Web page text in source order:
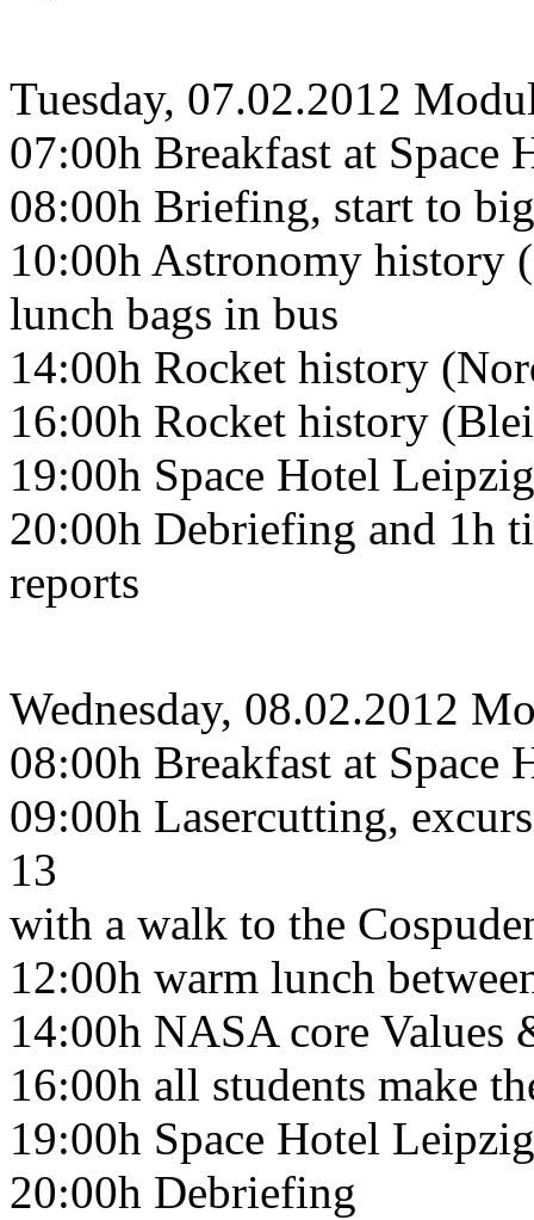
Tuesday, 07.02.2012
07:00h Breakfast at Space
08:00h Briefing, start to
10:00h Astronomy history
lunch bags in bus
14:00h Rocket history
16:00h Rocket history
19:00h Space Hotel
20:00h Debriefing and 1h
reports
Wednesday, 08.02.2012
08:00h Breakfast at Space
09:00h Lasercutting,
13
with a walk to the
12:00h warm lunch
14:00h NASA core
16:00h all students make
19:00h Space Hotel
20:00h Debriefing